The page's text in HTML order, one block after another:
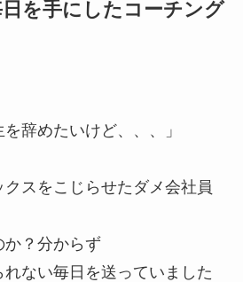
を手にしたコーチング
を辞めたいけど、、、」
スをこじらせたダメ会社員
か？分からず
ない毎日を送っていました